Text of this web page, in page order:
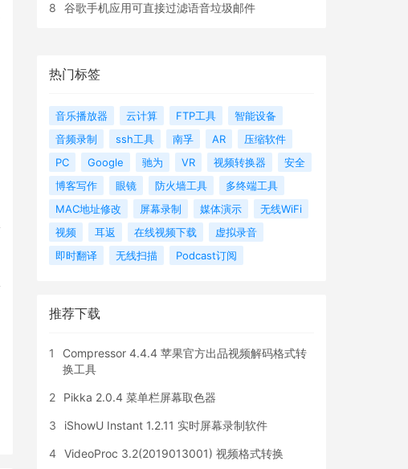
8 谷歌手机应用可直接过滤语音垃圾邮件
热门标签
音乐播放器 云计算 FTP工具
智能设备
音频录制
ssh工具 南孚 AR
压缩软件
PC
Google 驰为 VR 视频转换器
安全
博客写作
眼镜 防火墙工具
多终端工具
MAC地址修改
屏幕录制 媒体演示
无线WiFi
视频
耳返 在线视频下载
虚拟录音
即时翻译
无线扫描 Podcast订阅
推荐下载
1
Compressor 4.4.4 苹果官方出品视频解码格式转
换工具
2 Pikka 2.0.4 菜单栏屏幕取色器
3 iShowU Instant 1.2.11 实时屏幕录制软件
4 VideoProc 3.2(2019013001) 视频格式转换